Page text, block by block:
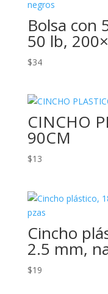
Bolsa con
50 lb,
$34
CINCHO
90CM
$13
Cincho
2.5 mm,
$19